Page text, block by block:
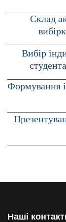
Склад
Вибір
Формування
Наші